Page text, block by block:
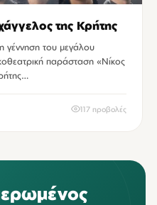
της Κρήτης
του μεγάλου
παράσταση «Νίκος
117 προβολές